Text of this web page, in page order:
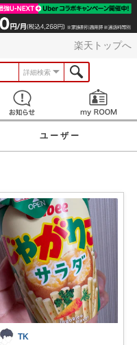
楽天トップへ
詳細検索
ける お知らせ
ユーザー
TK